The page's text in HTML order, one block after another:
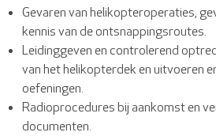
Gevaren van helikopteroperaties,
kennis van de ontsnappingsroutes.
Leidinggeven en controlerend
van het helikopterdek en uitvoeren
oefeningen.
Radioprocedures bij aankomst en
documenten.